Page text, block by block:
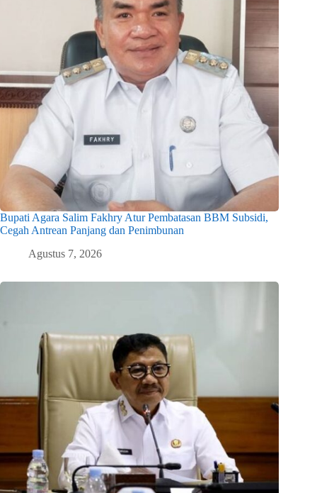
Bupati Agara Salim Fakhry Atur Pembatasan BBM Subsidi,
Cegah Antrean Panjang dan Penimbunan
Agustus 7, 2026